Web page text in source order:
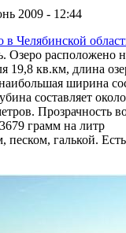
2009 - 12:44
в Челябинской
Озеро расположено
19,8 кв.км, длина
ширина
составляет
Прозрачность
грамм на литр
галькой.